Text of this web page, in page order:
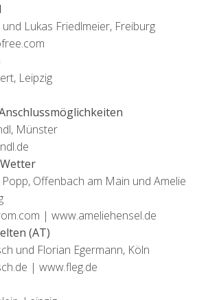
Lukas Friedlmeier, Freiburg
Leipzig
Münster
Offenbach am Main und Amelie
| www.ameliehensel.de
(AT)
und Florian Egermann, Köln
| www.fleg.de